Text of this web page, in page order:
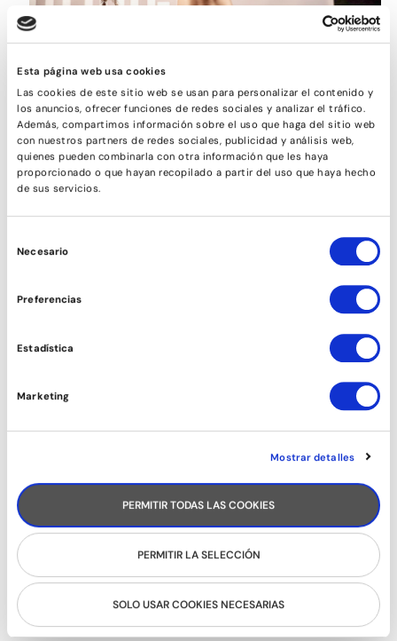
Esta página web usa cookies
Las cookies de este sitio web se usan para personalizar el contenido y
los anuncios, ofrecer funciones de redes sociales y analizar el tráfico.
Además, compartimos información sobre el uso que haga del sitio web
con nuestros partners de redes sociales, publicidad y análisis web,
quienes pueden combinarla con otra información que les haya
proporcionado o que hayan recopilado a partir del uso que haya hecho
de sus servicios.
de
Necesario
Preferencias
Estadística
Marketing
Mostrar detalles
PERMITIR TODAS LAS COOKIES
PERMITIR LA SELECCIÓN
SOLO USAR COOKIES NECESARIAS
CARIBEÑOS (CHICAS)